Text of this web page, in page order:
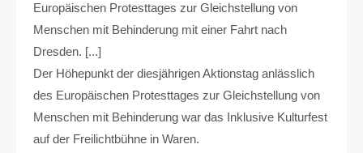
Europäischen Protesttages zur Gleichstellung von
Menschen mit Behinderung mit einer Fahrt nach
Dresden. [...]
Der Höhepunkt der diesjährigen Aktionstag anlässlich
des Europäischen Protesttages zur Gleichstellung von
Menschen mit Behinderung war das Inklusive Kulturfest
auf der Freilichtbühne in Waren.